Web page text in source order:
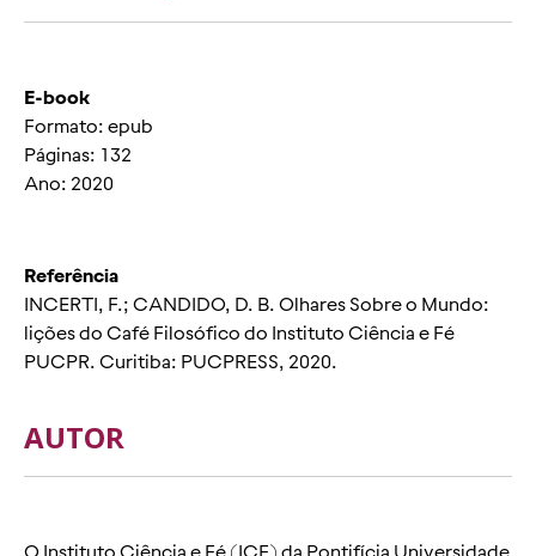
E-book
Formato: epub
Páginas: 132
Ano: 2020
Referência
INCERTI, F.; CANDIDO, D. B. Olhares Sobre o Mundo:
lições do Café Filosófico do Instituto Ciência e Fé
PUCPR. Curitiba: PUCPRESS, 2020.
AUTOR